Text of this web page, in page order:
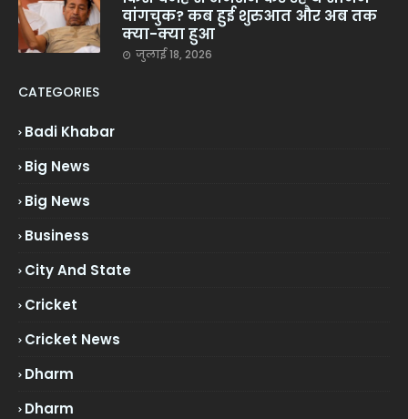
वांगचुक? कब हुई शुरुआत और अब तक
क्या-क्या हुआ
जुलाई 18, 2026
CATEGORIES
Badi Khabar
Big News
Big News
Business
City And State
Cricket
Cricket News
Dharm
Dharm